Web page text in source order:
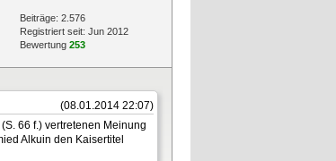
Beiträge: 2.576
Registriert seit: Jun 2012
Bewertung 253
(08.01.2014 22:07)
66 f.) vertretenen Meinung
Alkuin den Kaisertitel